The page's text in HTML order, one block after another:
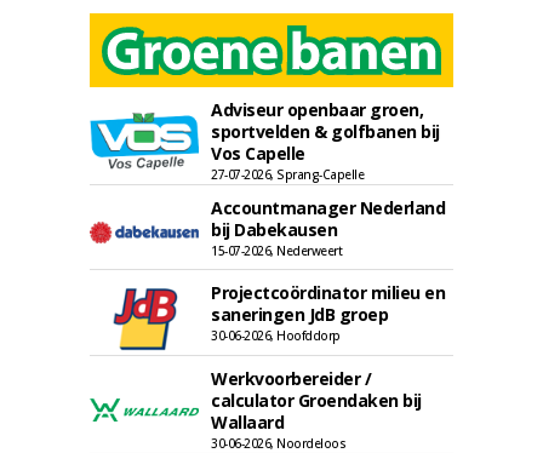
Adviseur openbaar groen,
sportvelden & golfbanen bij
Vos Capelle
27-07-2026, Sprang-Capelle
Accountmanager Nederland
bij Dabekausen
15-07-2026, Nederweert
Projectcoördinator milieu en
saneringen JdB groep
30-06-2026, Hoofddorp
Werkvoorbereider /
calculator Groendaken bij
Wallaard
30-06-2026, Noordeloos